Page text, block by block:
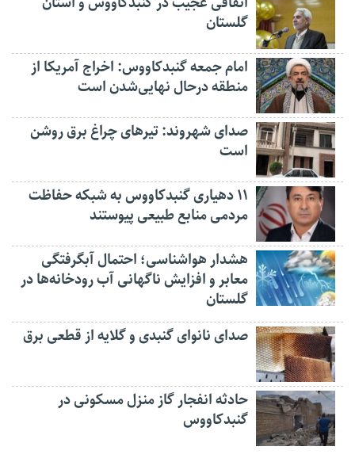
گلستان
امام جمعه گنبدکاووس: اخراج آمریکا از
منطقه درحال نهایی‌شدن است
صدای شهروند: تیرهای چراغ برق روشن
است
۱۱ دهیاری گنبدکاووس به شبکه حفاظت
مردمی منابع طبیعی پیوستند
هشدار هواشناسی؛ احتمال آبگرفتگی
معابر و افزایش ناگهانی آب رودخانه‌ها در
گلستان
صدای نانوای گنبدی و گلایه از قطعی برق
حادثه انفجار گاز منزل مسکونی در
گنبدکاووس